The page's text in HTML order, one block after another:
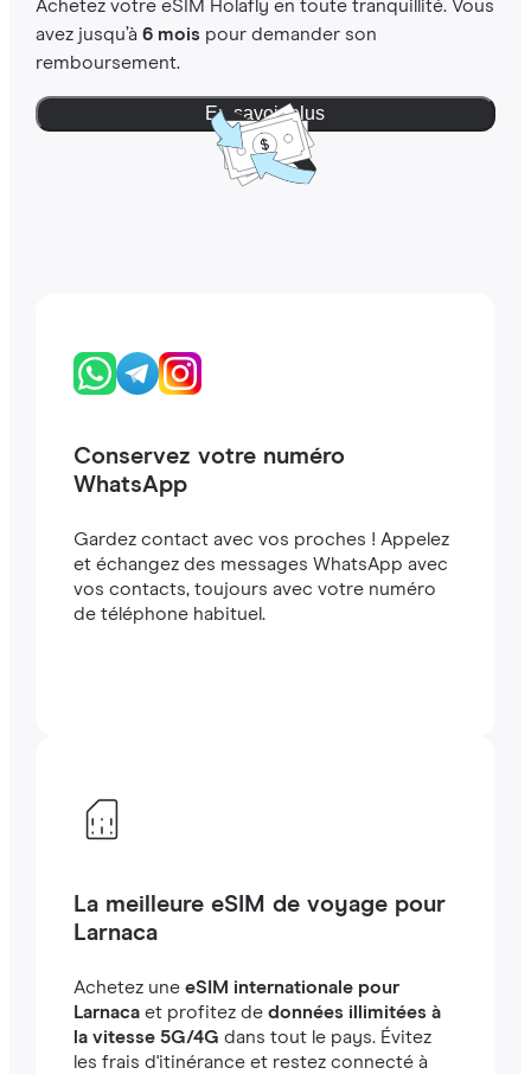
Achetez votre eSIM Holafly en toute tranquillité. Vous
avez jusqu’à 6 moispour demander son
remboursement.
En savoir plus
Conservez votre numéro
WhatsApp
Gardez contact avec vos proches ! Appelez
et échangez des messages WhatsApp avec
vos contacts, toujours avec votre numéro
de téléphone habituel.
La meilleure eSIM de voyage pour
Larnaca
Achetez une eSIM internationale pour
Larnacaet profitez de données illimitées à
la vitesse 5G/4G dans tout le pays. Évitez
les frais d'itinérance et restez connecté à